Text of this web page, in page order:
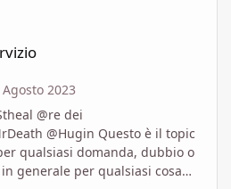
Agosto 2023
@re dei
Questo è il topic
qualsiasi domanda, dubbio o
generale per qualsiasi cosa